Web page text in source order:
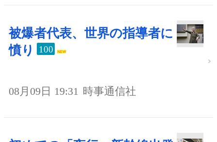
被爆者代表、世界の指導者に
憤り
100
08月09日 19:31 時事通信社